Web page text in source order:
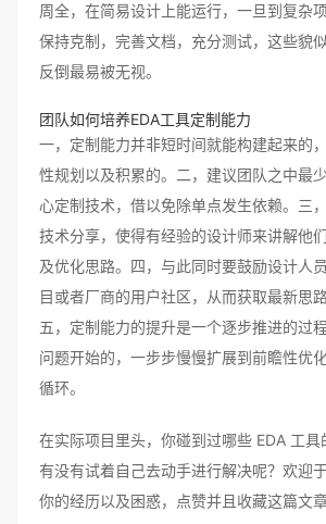
周全，在简易设计上能运行，一旦到复杂
保持克制，完善文档，充分测试，这些貌
反倒最易被无视。
团队如何培养EDA工具定制能力
一，定制能力并非短时间就能构建起来的
性规划以及积累的。二，建议团队之中最
心定制技术，借以免除单点发生依赖。三
技术分享，使得有经验的设计师来讲解他
及优化思路。四，与此同时要鼓励设计人
目或者厂商的用户社区，从而获取最新思
五，定制能力的提升是一个逐步推进的过
问题开始的，一步步慢慢扩展到前瞻性优
循环。
在实际项目里头，你碰到过哪些 EDA 工具
有没有试着自己去动手进行解决呢？欢迎
你的经历以及困惑，点赞并且收藏这篇文